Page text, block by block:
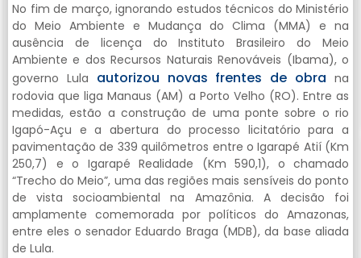
No fim de março, ignorando estudos técnicos do Ministério
do Meio Ambiente e Mudança do Clima (MMA) e na
ausência de licença do Instituto Brasileiro do Meio
Ambiente e dos Recursos Naturais Renováveis (Ibama), o
governo Lula autorizou novas frentes de obra na
rodovia que liga Manaus (AM) a Porto Velho (RO). Entre as
medidas, estão a construção de uma ponte sobre o rio
Igapó-Açu e a abertura do processo licitatório para a
pavimentação de 339 quilômetros entre o Igarapé Atií (Km
250,7) e o Igarapé Realidade (Km 590,1), o chamado
“Trecho do Meio”, uma das regiões mais sensíveis do ponto
de vista socioambiental na Amazônia. A decisão foi
amplamente comemorada por políticos do Amazonas,
entre eles o senador Eduardo Braga (MDB), da base aliada
de Lula.